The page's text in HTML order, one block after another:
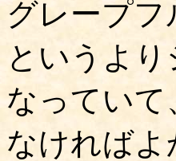
グレープ
というよ
なってい
なければ